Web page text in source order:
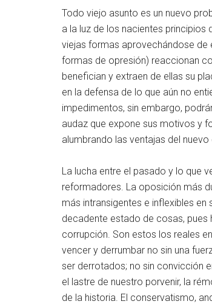
Todo viejo asunto es un nuevo
a la luz de los nacientes principios
viejas formas aprovechándose de
formas de opresión) reaccionan
benefician y extraen de ellas su
en la defensa de lo que aún no
impedimentos, sin embargo,
audaz que expone sus motivos y
alumbrando las ventajas del
La lucha entre el pasado y lo que
reformadores. La oposición más
más intransigentes e inflexibles
decadente estado de cosas, pues
corrupción. Son estos los reales
vencer y derrumbar no sin una
ser derrotados; no sin convicción
el lastre de nuestro porvenir, la
de la historia. El conservatismo,